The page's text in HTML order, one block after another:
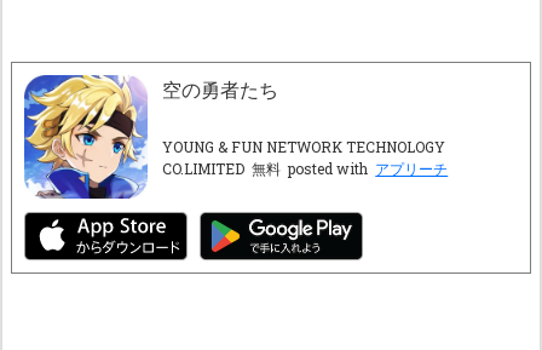
空の勇者たち
YOUNG & FUN NETWORK TECHNOLOGY
CO.LIMITED 無料 posted with アプリーチ